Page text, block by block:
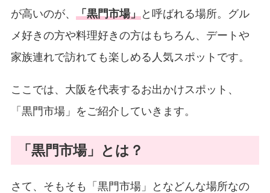
が高いのが、 「黒門市場」と呼ばれる場所。グル
メ好きの方や料理好きの方はもちろん、デートや
家族連れで訪れても楽しめる人気スポットです。
ここでは、大阪を代表するお出かけスポット、
「黒門市場」をご紹介していきます。
「黒門市場」とは？
さて、そもそも「黒門市場」となどんな場所なの